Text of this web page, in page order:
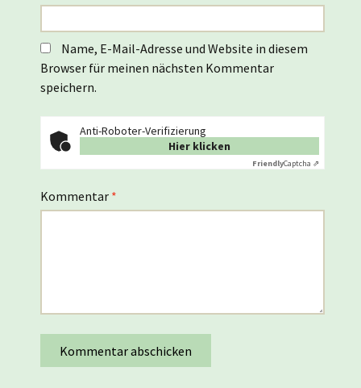
Name, E-Mail-Adresse und Website in diesem
Browser für meinen nächsten Kommentar
speichern.
Anti-Roboter-Verifizierung
Hier klicken
FriendlyCaptcha ⇗
Kommentar *